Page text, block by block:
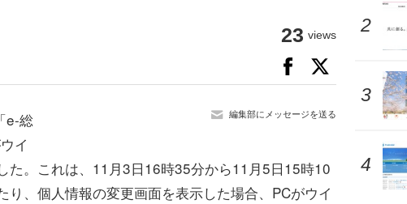
23 views
編集部にメッセージを送る
e-総
イ
た。これは、11月3日16時35分から11月5日15時10
、個人情報の変更画面を表示した場合、PCがウイ